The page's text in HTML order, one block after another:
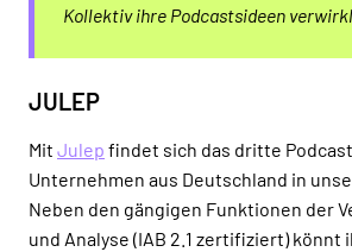
Kollektiv ihre Podcastsideen
JULEP
Mit Julep findet sich das dritte
Unternehmen aus Deutschland in
Neben den gängigen Funktionen der
und Analyse (IAB 2.1 zertifiziert) könnt